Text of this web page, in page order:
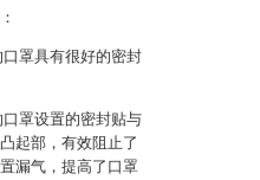
罩具有很好的密封
罩设置的密封贴与
起部，有效阻止了
漏气，提高了口罩